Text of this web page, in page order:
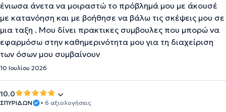
ένιωσα άνετα να μοιραστώ το πρόβλημά μου με άκουσέ
με κατανόηση και με βοήθησε να βάλω τις σκέψεις μου σε
μια ταξη . Μου δίνει πρακτικες συμβουλες που μπορώ να
εφαρμόσω στην καθημερινότητα μου για τη διαχείριση
των όσων μου συμβαίνουν
10 Ιουλίου 2026
10.0
ΣΠΥΡΙΔΩΝ • 6 αξιολογήσεις